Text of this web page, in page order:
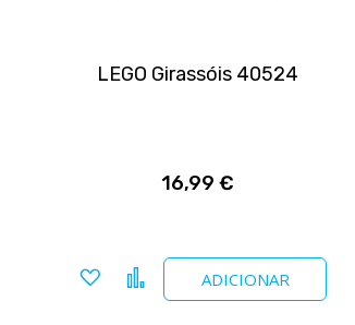
LEGO Girassóis 40524
16,99 €
ADICIONAR
AdicionarComparar